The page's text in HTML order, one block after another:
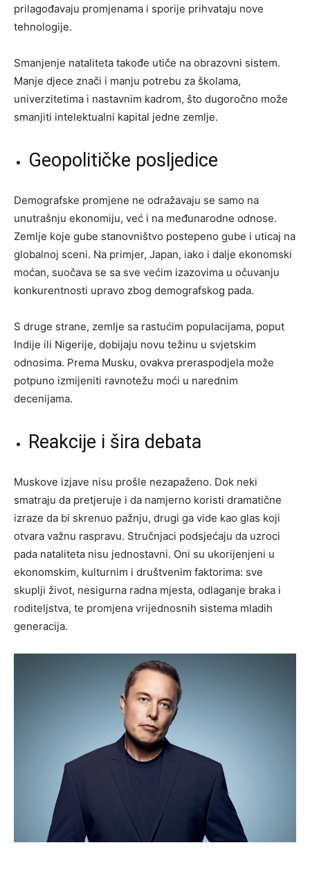
prilagođavaju promjenama i sporije prihvataju nove
tehnologije.
Smanjenje nataliteta takođe utiče na obrazovni sistem.
Manje djece znači i manju potrebu za školama,
univerzitetima i nastavnim kadrom, što dugoročno može
smanjiti intelektualni kapital jedne zemlje.
Geopolitičke posljedice
Demografske promjene ne odražavaju se samo na
unutrašnju ekonomiju, već i na međunarodne odnose.
Zemlje koje gube stanovništvo postepeno gube i uticaj na
globalnoj sceni. Na primjer, Japan, iako i dalje ekonomski
moćan, suočava se sa sve većim izazovima u očuvanju
konkurentnosti upravo zbog demografskog pada.
S druge strane, zemlje sa rastućim populacijama, poput
Indije ili Nigerije, dobijaju novu težinu u svjetskim
odnosima. Prema Musku, ovakva preraspodjela može
potpuno izmijeniti ravnotežu moći u narednim
decenijama.
Reakcije i šira debata
Muskove izjave nisu prošle nezapaženo. Dok neki
smatraju da pretjeruje i da namjerno koristi dramatične
izraze da bi skrenuo pažnju, drugi ga vide kao glas koji
otvara važnu raspravu. Stručnjaci podsjećaju da uzroci
pada nataliteta nisu jednostavni. Oni su ukorijenjeni u
ekonomskim, kulturnim i društvenim faktorima: sve
skuplji život, nesigurna radna mjesta, odlaganje braka i
roditeljstva, te promjena vrijednosnih sistema mladih
generacija.